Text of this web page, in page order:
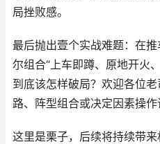
局挫败感。
最后抛出壹个实战难题：在
尔组合“上车即蹲、原地开火
到底该怎样破局？欢迎各位
路、阵型组合或决定因素操作
这里是栗子，后续将持续带